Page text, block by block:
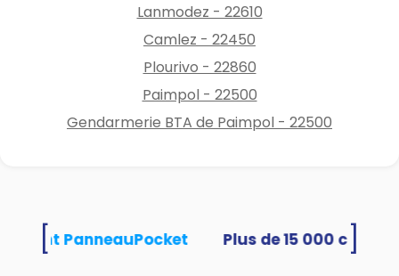
Lanmodez - 22610
Camlez - 22450
Plourivo - 22860
Paimpol - 22500
Gendarmerie BTA de Paimpol - 22500
PanneauPocket